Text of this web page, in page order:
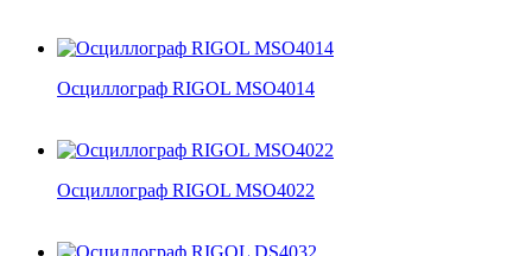
Осциллограф RIGOL MSO4014
Осциллограф RIGOL MSO4022